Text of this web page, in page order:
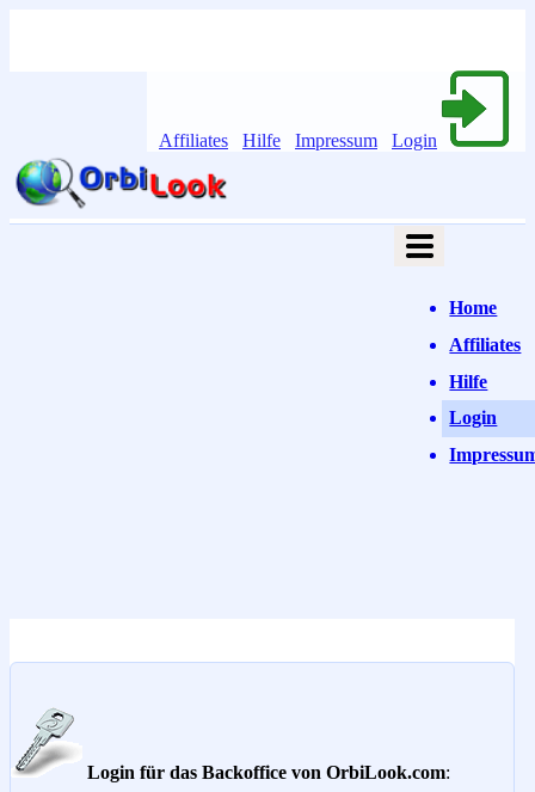
Affiliates Hilfe Impressum Login
Home
Affiliates
Hilfe
Login
Login für das Backoffice von OrbiLook.com: